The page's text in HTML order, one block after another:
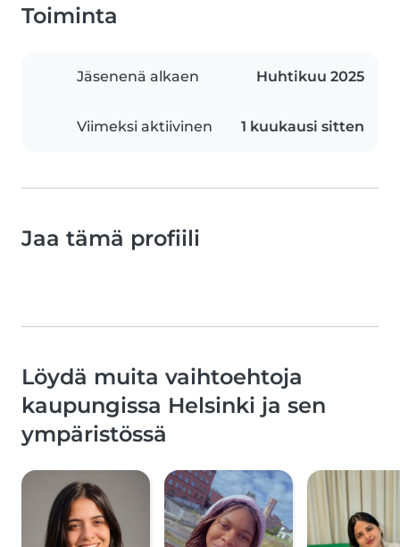
Toiminta
Jäsenenä alkaen Huhtikuu 2025
Viimeksi aktiivinen 1 kuukausi sitten
Jaa tämä profiili
Löydä muita vaihtoehtoja
kaupungissa Helsinki ja sen
ympäristössä